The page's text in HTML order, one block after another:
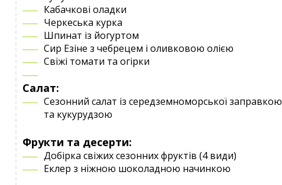
Кабачкові оладки
Черкеська курка
Шпинат із йогуртом
Сир Езіне з чебрецем і оливковою олією
Свіжі томати та огірки
Салат:
Сезонний салат із середземноморської заправкою
та кукурудзою
Фрукти та десерти:
Добірка свіжих сезонних фруктів (4 види)
Еклер з ніжною шоколадною начинкою